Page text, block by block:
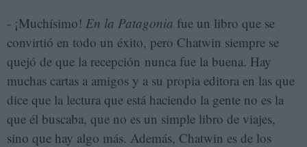
- ¡Muchísimo! En la Patagonia fue un libro que se
convirtió en todo un éxito, pero Chatwin siempre se
quejó de que la recepción nunca fue la buena. Hay
muchas cartas a amigos y a su propia editora en las que
dice que la lectura que está haciendo la gente no es la
que él buscaba, que no es un simple libro de viajes,
sino que hay algo más. Además, Chatwin es de los